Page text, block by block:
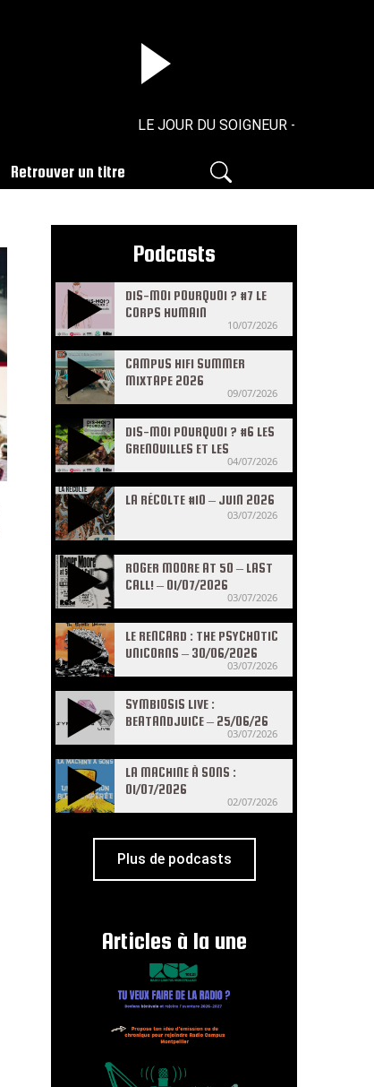
LE JOUR DU SOIGNEUR - N°36 - 26/
Retrouver un titre
Podcasts
DIS-MOI POURQUOI ? #7 LE
CORPS HUMAIN
10/07/2026
CAMPUS HIFI SUMMER
MIXTAPE 2026
09/07/2026
DIS-MOI POURQUOI ? #6 LES
GRENOUILLES ET LES
04/07/2026
LA RÉCOLTE #10 – JUIN 2026
03/07/2026
ROGER MOORE AT 50 – LAST
CALL! – 01/07/2026
03/07/2026
LE RENCARD : THE PSYCHOTIC
UNICORNS – 30/06/2026
03/07/2026
SYMBIOSIS LIVE :
BEATANDJUICE – 25/06/26
03/07/2026
LA MACHINE À SONS :
01/07/2026
02/07/2026
Plus de podcasts
Articles à la une